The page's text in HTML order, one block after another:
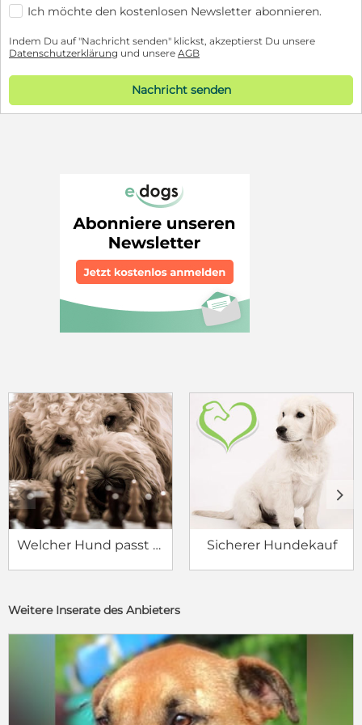
Ich möchte den kostenlosen Newsletter abonnieren.
Indem Du auf "Nachricht senden" klickst, akzeptierst Du unsere
Datenschutzerklärung und unsere AGB
Nachricht senden
Welcher Hund passt zu mir? Sicherer Hundekauf
c d
Weitere Inserate des Anbieters